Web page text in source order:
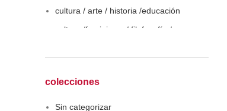
cultura / arte / historia /educación
cultura /feminismo / filofosofía /
Economía
colecciones
Sin categorizar